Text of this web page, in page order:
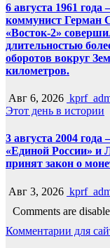
6 августа 1961
коммунист Герман
«Восток-2»
длительностью
оборотов вокруг
километров.
Авг 6, 2026
Этот день в истории
3 августа 2004 года
«Единой России» и
принят закон о
Авг 3, 2026
Comments are
Комментарии для